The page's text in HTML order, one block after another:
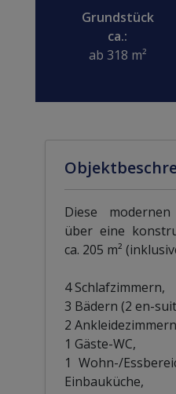
Grundstück
ca.:
ab 318 m²
Diese
über eine
ca. 205 m²
4 Schlafzimmern,
3 Bädern (2 en-
2
1 Gäste-WC,
1 Wohn-/
Einbauküche,